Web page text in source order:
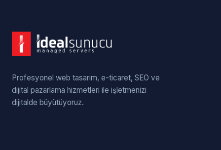
Profesyonel web tasarım, e-ticaret, SEO ve
dijital pazarlama hizmetleri ile işletmenizi
dijitalde büyütüyoruz.